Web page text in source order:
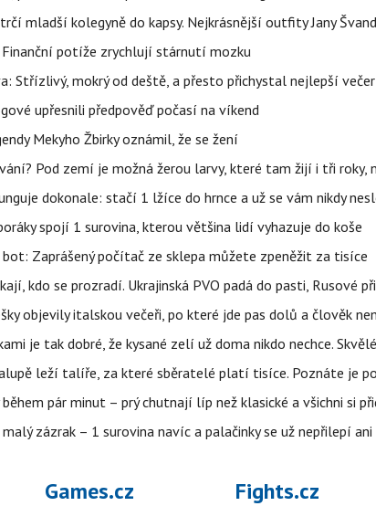
mladší kolegyně do kapsy. Nejkrásnější outfity Jany
Finanční potíže zrychlují stárnutí mozku
Střízlivý, mokrý od deště, a přesto přichystal nejlepší
upřesnili předpověď počasí na víkend
Mekyho Žbirky oznámil, že se žení
Pod zemí je možná žerou larvy, které tam žijí i tři roky,
dokonale: stačí 1 lžíce do hrnce a už se vám nikdy
spojí 1 surovina, kterou většina lidí vyhazuje do koše
bot: Zaprášený počítač ze sklepa můžete zpeněžit za tisíce
kdo se prozradí. Ukrajinská PVO padá do pasti, Rusové
objevily italskou večeři, po které jde pas dolů a člověk
je tak dobré, že kysané zelí už doma nikdo nechce.
leží talíře, za které sběratelé platí tisíce. Poznáte je
pár minut – prý chutnají líp než klasické a všichni si
zázrak – 1 surovina navíc a palačinky se už nepřilepí
Games.cz Fights.cz